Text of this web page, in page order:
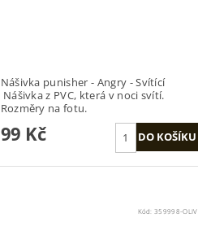
Nášivka punisher - Angry - Svítící
Nášivka z PVC, která v noci svítí.
Rozměry na fotu.
99 Kč
Kód:359998-OLIV